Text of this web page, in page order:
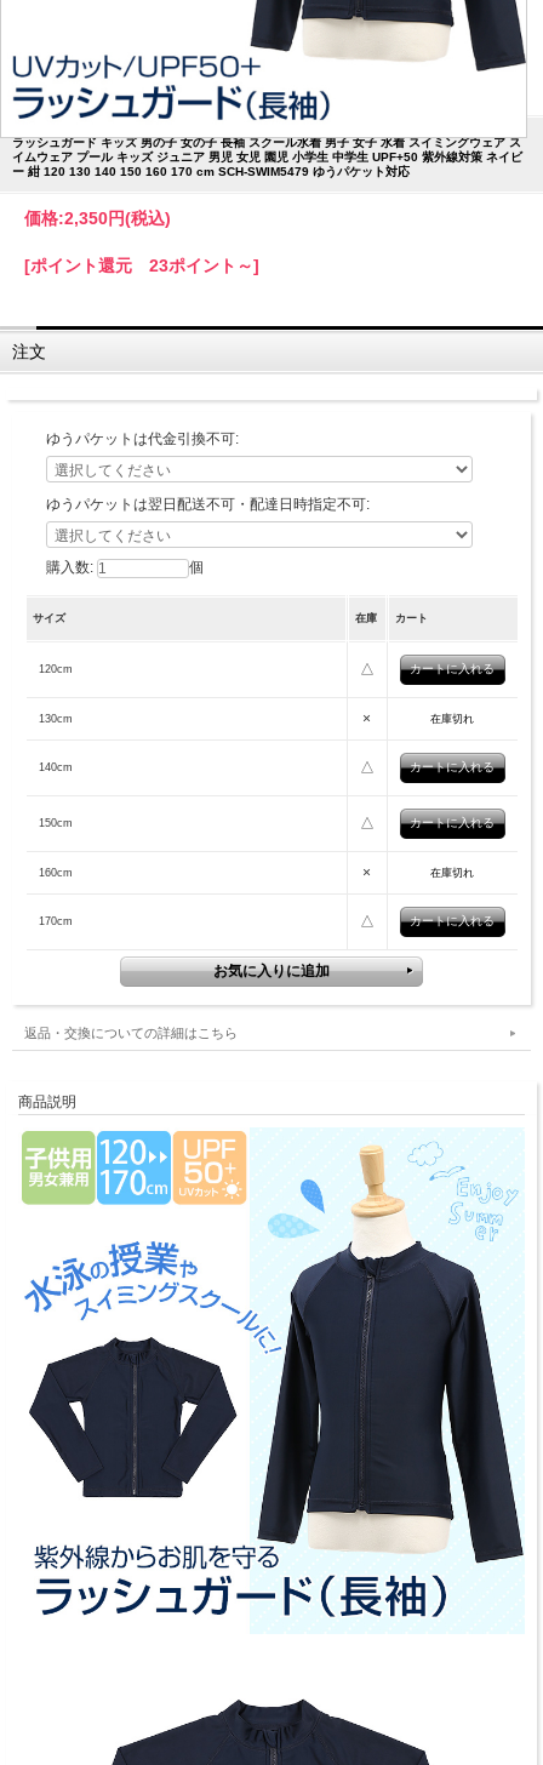
ラッシュガード キッズ 男の子 女の子 長袖 スクール水着 男子 女子 水着 スイミングウェア ス
イムウェア プール キッズ ジュニア 男児 女児 園児 小学生 中学生 UPF+50 紫外線対策 ネイビ
ー 紺 120 130 140 150 160 170 cm SCH-SWIM5479 ゆうパケット対応
価格:2,350円(税込)
[ポイント還元 23ポイント～]
注文
ゆうパケットは代金引換不可:
ゆうパケットは翌日配送不可・配達日時指定不可:
購入数: 個
サイズ 在庫 カート
120cm △
130cm × 在庫切れ
140cm △
150cm △
160cm × 在庫切れ
170cm △
返品・交換についての詳細はこちら
商品説明